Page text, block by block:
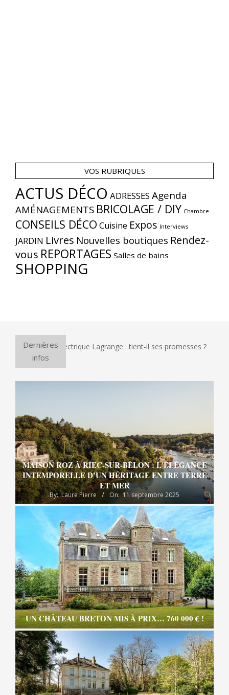
VOS RUBRIQUES
ACTUS DÉCO ADRESSES Agenda
AMÉNAGEMENTS BRICOLAGE / DIY Chambre
CONSEILS DÉCO Cuisine Expos Interviews
JARDIN Livres Nouvelles boutiques Rendez-
vous REPORTAGES Salles de bains
SHOPPING
Dernières
infos
à pizza électrique Lagrange : tient-il ses promesses ?
MAISON ROZ À RIEC-SUR-BÉLON : L’ÉLÉGANCE
INTEMPORELLE D’UN HÉRITAGE ENTRE TERRE
ET MER
By: Laure Pierre On: 11 septembre 2025
UN CHÂTEAU BRETON MIS À PRIX… 760 000 € !